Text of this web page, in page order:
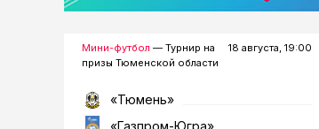
Мини-футбол — Турнир на
призы Тюменской области
18 августа, 19:00
«Тюмень»
«Газпром-Югра»